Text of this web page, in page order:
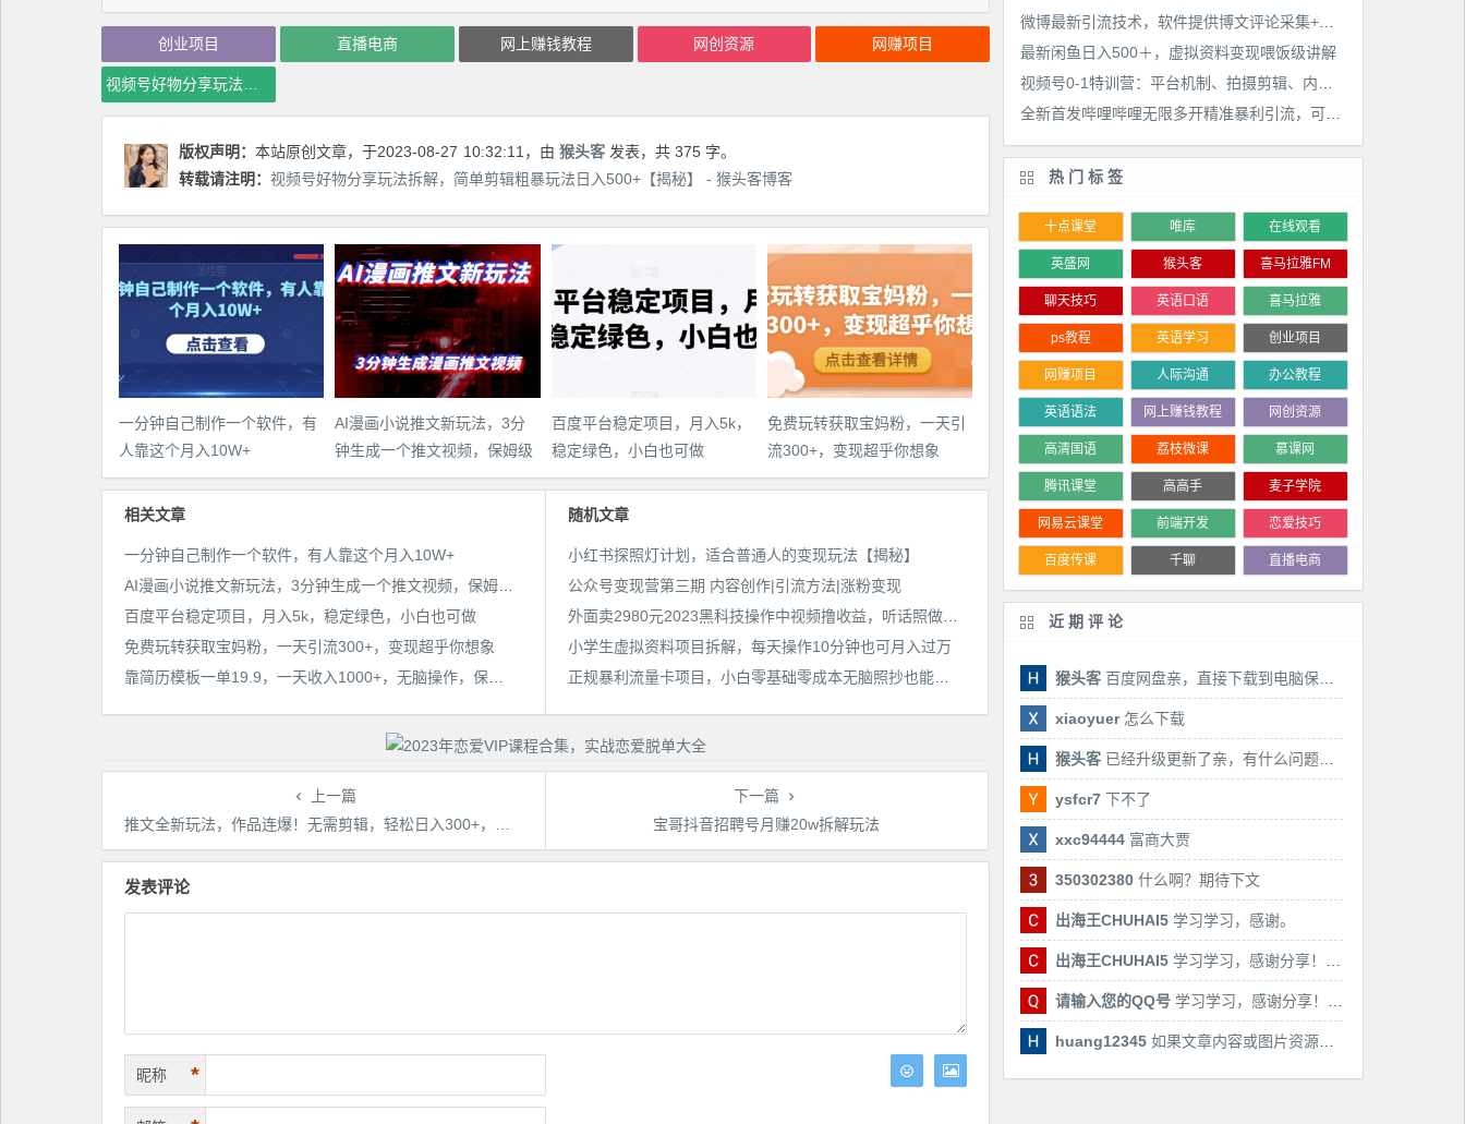
创业项目 直播电商 网上赚钱教程 网创资源 网赚项目
版权声明： 本站原创文章，于2023-08-27 10:32:11 ，由 猴头客 发表，共 375 字。
转载请注明： 视频号好物分享玩法拆解，简单剪辑粗暴玩法日入500+【揭秘】 - 猴头客博客
一分钟自己制作一个软件，有
人靠这个月入10W+
AI漫画小说推文新玩法，3分
钟生成一个推文视频，保姆级
教程【配项目操作和软件教
百度平台稳定项目，月入5k，
稳定绿色，小白也可做
免费玩转获取宝妈粉，一天引
流300+，变现超乎你想象
相关文章
一分钟自己制作一个软件，有人靠这个月入10W+
百度平台稳定项目，月入5k，稳定绿色，小白也可做
免费玩转获取宝妈粉，一天引流300+，变现超乎你想象
随机文章
小红书探照灯计划，适合普通人的变现玩法【揭秘】
公众号变现营第三期 内容创作|引流方法|涨粉变现
外面卖2980元2023黑科技操作中视频撸收益，听话照做小白日入300+
小学生虚拟资料项目拆解，每天操作10分钟也可月入过万
正规暴利流量卡项目，小白零基础零成本无脑照抄也能日入300+【揭秘】
上一篇
推文全新玩法，作品连爆！无需剪辑，轻松日入300+，有手必赚【揭秘】
下一篇
宝哥抖音招聘号月赚20w拆解玩法
发表评论
昵称 *
微博最新引流技术，软件提供博文评论采集+私信实现精准引流【揭秘】
最新闲鱼日入500＋，虚拟资料变现喂饭级讲解
全新首发哔哩哔哩无限多开精准暴利引流，可无限多开，抗封首发精品脚本
热门标签
十点课堂 唯库 在线观看
英盛网 猴头客 喜马拉雅FM
聊天技巧 英语口语 喜马拉雅
ps教程 英语学习 创业项目
网赚项目 人际沟通 办公教程
英语语法 网上赚钱教程 网创资源
高清国语 荔枝微课 慕课网
腾讯课堂 高高手 麦子学院
网易云课堂 前端开发 恋爱技巧
百度传课 千聊 直播电商
近期评论
猴头客百度网盘亲，直接下载到电脑保存亲，后期有课还会更新
xiaoyuer怎么下载
猴头客已经升级更新了亲，有什么问题随时联系我！
ysfcr7下不了
xxc94444富商大贾
350302380什么啊？期待下文
出海王CHUHAI5学习学习，感谢。
出海王CHUHAI5学习学习，感谢分享！！！
请输入您的QQ号学习学习，感谢分享！！！
huang12345如果文章内容或图片资源失效，请留言反馈，我